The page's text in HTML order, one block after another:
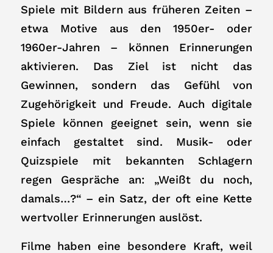
Spiele mit Bildern aus früheren Zeiten –
etwa Motive aus den 1950er- oder
1960er-Jahren – können Erinnerungen
aktivieren. Das Ziel ist nicht das
Gewinnen, sondern das Gefühl von
Zugehörigkeit und Freude. Auch digitale
Spiele können geeignet sein, wenn sie
einfach gestaltet sind. Musik- oder
Quizspiele mit bekannten Schlagern
regen Gespräche an: „Weißt du noch,
damals…?“ – ein Satz, der oft eine Kette
wertvoller Erinnerungen auslöst.
Filme haben eine besondere Kraft, weil